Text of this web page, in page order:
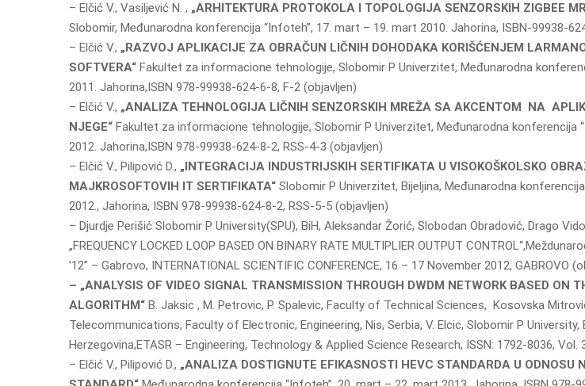
– Elčić V., Vasiljević N. , „ARHITEKTURA PROTOKOLA I TOPOLOGIJA SENZORSKIH ZIGBEE
Slobomir, Međunarodna konferencija “Infoteh”, 17. mart – 19. mart 2010. Jahorina, ISBN-99938-
– Elčić V., „RAZVOJ APLIKACIJE ZA OBRAČUN LIČNIH DOHODAKA KORIŠĆENJEM
SOFTVERA“ Fakultet za informacione tehnologije, Slobomir P Univerzitet, Međunarodna
2011. Jahorina,ISBN 978-99938-624-6-8, F-2 (objavljen)
– Elčić V., „ANALIZA TEHNOLOGIJA LIČNIH SENZORSKIH MREŽA SA AKCENTOM NA
NJEGE“ Fakultet za informacione tehnologije, Slobomir P Univerzitet, Međunarodna konferencija
2012. Jahorina,ISBN 978-99938-624-8-2, RSS-4-3 (objavljen)
– Elčić V., Pilipović D., „INTEGRACIJA INDUSTRIJSKIH SERTIFIKATA U VISOKOŠKOLSKO
MAJKROSOFTOVIH IT SERTIFIKATA“ Slobomir P Univerzitet, Bijeljina, Međunarodna
2012., Jahorina, ISBN 978-99938-624-8-2, RSS-5-5 (objavljen)
– Djurdje Perišić Slobomir P University(SPU), BiH, Aleksandar Žorić, Slobodan Obradović, Drago
„FREQUENCY LOCKED LOOP BASED ON BINARY RATE MULTIPLIER OUTPUT
’12” – Gabrovo, INTERNATIONAL SCIENTIFIC CONFERENCE, 16 – 17 November 2012, GABROVO
– „ANALYSIS OF VIDEO SIGNAL TRANSMISSION THROUGH DWDM NETWORK BASED ON
ALGORITHM“ B. Jaksic , M. Petrovic, P. Spalevic, Faculty of Technical Sciences, Kosovska
Telecommunications, Faculty of Electronic, Engineering, Nis, Serbia, V. Elcic, Slobomir P University,
Herzegovina,ETASR – Engineering, Technology & Applied Science Research, ISSN: 1792-8036, Vol.
– Elčić V., Pilipović D., „ANALIZA DOSTIGNUTE EFIKASNOSTI HEVC STANDARDA U ODNOSU